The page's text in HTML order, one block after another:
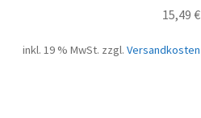
15,49 €
inkl. 19 % MwSt. zzgl.Versandkosten